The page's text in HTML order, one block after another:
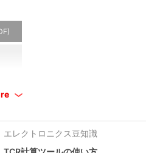
エレクトロニクス豆知識